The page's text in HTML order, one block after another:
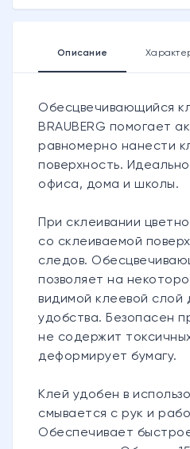
Описание
Обесцвечивающийся
BRAUBERG помогает
равномерно нанести
поверхность.
офиса, дома и школы.
При склеивании
со склеиваемой
следов.
позволяет на
видимой клеевой слой
удобства. Безопасен
не содержит
деформирует бумагу.
Клей удобен в
смывается с рук и
Обеспечивает